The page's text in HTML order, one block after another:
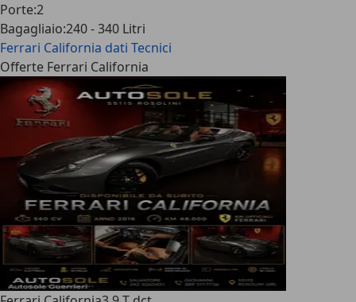
Porte:2
Bagagliaio:240 - 340 Litri
Ferrari California dati Tecnici
Offerte Ferrari California